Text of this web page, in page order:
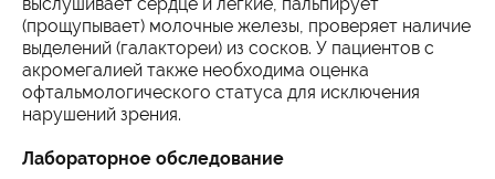
(прощупывает) молочные железы, проверяет наличие
выделений (галактореи) из сосков. У пациентов с
акромегалией также необходима оценка
офтальмологического статуса для исключения
нарушений зрения.
Лабораторное обследование